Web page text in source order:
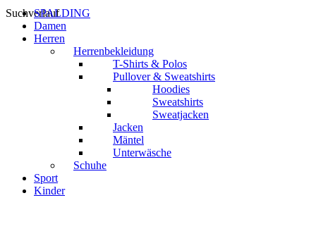
SuchverlaufSPALDING
Damen
Herren
Herrenbekleidung
T-Shirts & Polos
Pullover & Sweatshirts
Hoodies
Sweatshirts
Sweatjacken
Jacken
Mäntel
Unterwäsche
Schuhe
Sport
Kinder